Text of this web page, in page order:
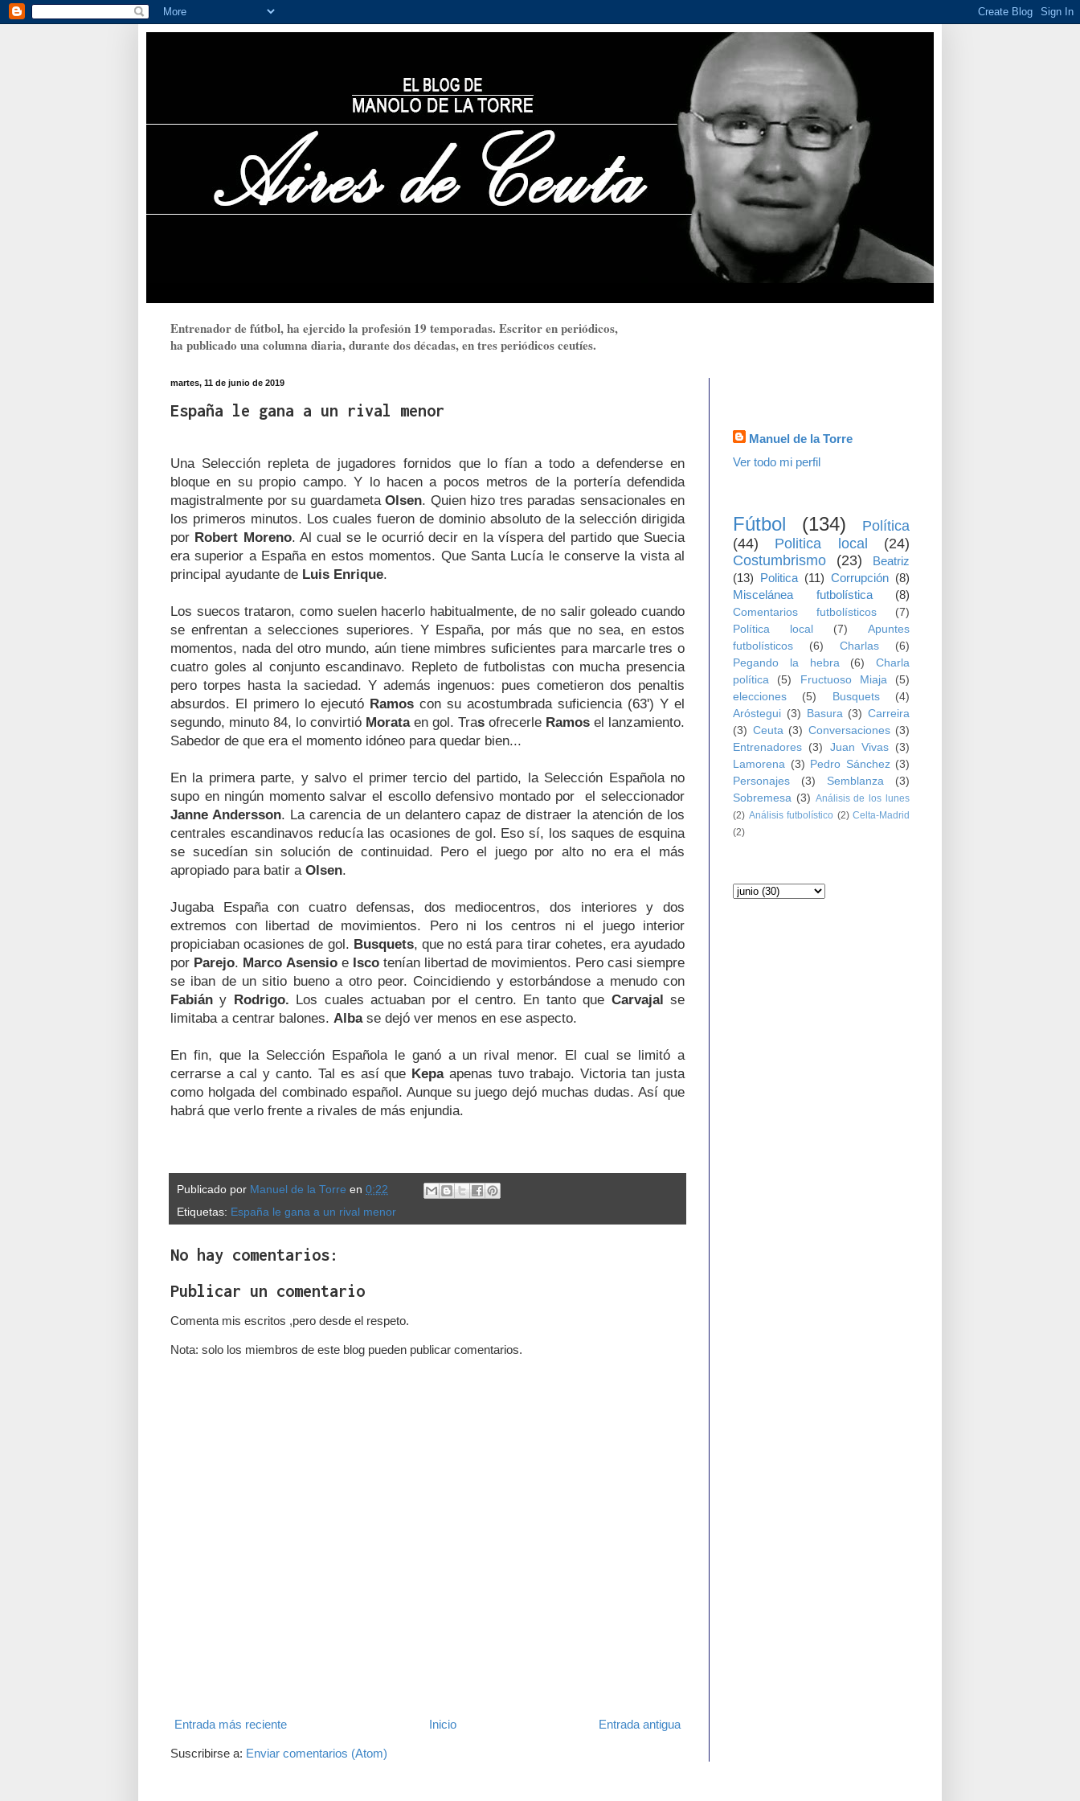
Entrenador de fútbol, ha ejercido la profesión 19 temporadas. Escritor en periódicos,
ha publicado una columna diaria, durante dos décadas, en tres periódicos ceutíes.
martes, 11 de junio de 2019
España le gana a un rival menor
Una Selección repleta de jugadores fornidos que lo fían a todo a defenderse en
bloque en su propio campo. Y lo hacen a pocos metros de la portería defendida
magistralmente por su guardameta Olsen. Quien hizo tres paradas sensacionales en
los primeros minutos. Los cuales fueron de dominio absoluto de la selección dirigida
por Robert Moreno. Al cual se le ocurrió decir en la víspera del partido que Suecia
era superior a España en estos momentos. Que Santa Lucía le conserve la vista al
principal ayudante de Luis Enrique.
Los suecos trataron, como suelen hacerlo habitualmente, de no salir goleado cuando
se enfrentan a selecciones superiores. Y España, por más que no sea, en estos
momentos, nada del otro mundo, aún tiene mimbres suficientes para marcarle tres o
cuatro goles al conjunto escandinavo. Repleto de futbolistas con mucha presencia
pero torpes hasta la saciedad. Y además ingenuos: pues cometieron dos penaltis
absurdos. El primero lo ejecutó Ramos con su acostumbrada suficiencia (63') Y el
segundo, minuto 84, lo convirtió Morataen gol. Tras ofrecerle Ramos el lanzamiento.
Sabedor de que era el momento idóneo para quedar bien...
En la primera parte, y salvo el primer tercio del partido, la Selección Española no
supo en ningún momento salvar el escollo defensivo montado por el seleccionador
Janne Andersson. La carencia de un delantero capaz de distraer la atención de los
centrales escandinavos reducía las ocasiones de gol. Eso sí, los saques de esquina
se sucedían sin solución de continuidad. Pero el juego por alto no era el más
apropiado para batir a Olsen.
Jugaba España con cuatro defensas, dos mediocentros, dos interiores y dos
extremos con libertad de movimientos. Pero ni los centros ni el juego interior
propiciaban ocasiones de gol. Busquets, que no está para tirar cohetes, era ayudado
por Parejo. Marco Asensio e Isco tenían libertad de movimientos. Pero casi siempre
se iban de un sitio bueno a otro peor. Coincidiendo y estorbándose a menudo con
Fabiány Rodrigo. Los cuales actuaban por el centro. En tanto que Carvajal se
limitaba a centrar balones. Albase dejó ver menos en ese aspecto.
En fin, que la Selección Española le ganó a un rival menor. El cual se limitó a
cerrarse a cal y canto. Tal es así que Kepaapenas tuvo trabajo. Victoria tan justa
como holgada del combinado español. Aunque su juego dejó muchas dudas. Así que
habrá que verlo frente a rivales de más enjundia.
Publicado por Manuel de la Torre en 0:22
Etiquetas: España le gana a un rival menor
No hay comentarios:
Publicar un comentario
Comenta mis escritos ,pero desde el respeto.
Nota: solo los miembros de este blog pueden publicar comentarios.
Entrada más reciente Entrada antigua
Inicio
Suscribirse a: Enviar comentarios (Atom)
Manuel de la Torre
Ver todo mi perfil
Fútbol (134)
Política
(44)
Politica local
(24)
Costumbrismo
(23)
Beatriz
(13) Politica (11) Corrupción (8)
Miscelánea futbolística
(8)
Comentarios futbolísticos
(7)
Política local
(7)
Apuntes
futbolísticos
(6) Charlas
(6)
Pegando la hebra
(6)
Charla
política
(5) Fructuoso Miaja
(5)
elecciones
(5) Busquets
(4)
Aróstegui (3) Basura (3) Carreira
(3) Ceuta (3) Conversaciones (3)
Entrenadores (3) Juan Vivas
(3)
Lamorena (3) Pedro Sánchez (3)
Personajes
(3) Semblanza
(3)
Sobremesa (3) Análisis de los lunes
(2) Análisis futbolístico (2) Celta-Madrid
(2)